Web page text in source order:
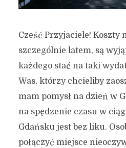
Cześć Przyjaciele! Koszty
szczególnie latem, są
każdego stać na taki
Was, którzy chcieliby
mam pomysł na dzień w
na spędzenie czasu w
Gdańsku jest bez liku.
połączyć miejsce